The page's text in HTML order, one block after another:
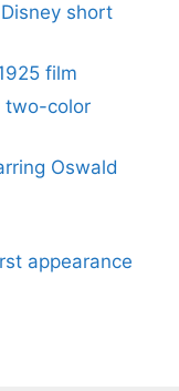
short
film
two-color
Oswald
appearance